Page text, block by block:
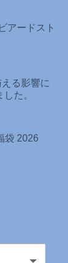
アードスト
る影響に
た。
袋 2026